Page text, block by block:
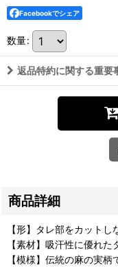
Facebookでシェア
数量:
返品特約に関する重要
商品詳細
【形】タレ部をカット
【素材】吸汗性に優れた
【模様】伝統の麻の実柄